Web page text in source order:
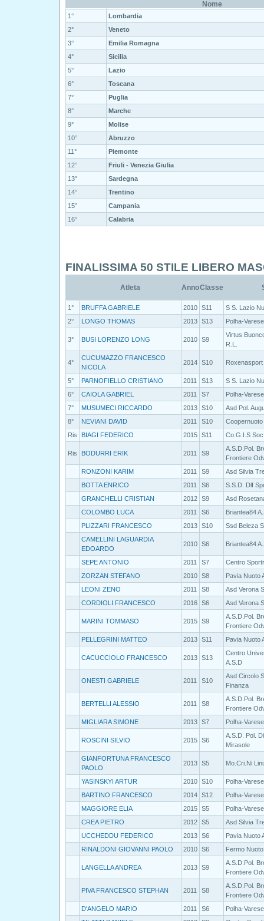
Nome
1°
Lombardia
2°
Veneto
3°
Emilia Romagna
4°
Sicilia
5°
Lazio
6°
Toscana
7°
Puglia
8°
Marche
9°
Molise
10°
Abruzzo
11°
Piemonte
12°
Friuli - Venezia Giulia
13°
Sardegna
14°
Trentino
15°
Campania
16°
Calabria
FINALISSIMA 50 STILE LIBERO
Atleta AnnoClasse
1° BRUFFA GABRIELE 2010 S11
S S. Lazio
2°
LONGO THOMAS 2013 S13 Polha-
3° BUSI LORENZO LONG 2010 S9
Virtus
R.L.
4°
CUCUMAZZO FRANCESCO
NICOLA
2014 S10
5° PARNOFIELLO CRISTIANO 2011 S13
S S. Lazio
6°
CAIOLA GABRIEL 2011 S7
Polha-
7°
MUSUMECI RICCARDO 2013 S10
Asd Pol.
8°
NEVIANI DAVID 2011 S10
Ris
BIAGI FEDERICO 2015 S11 Co.G.I.S
Ris BODURRI ERIK 2011 S9
A.S.D.Pol.
Frontiere
RONZONI KARIM
2011 S9
Asd Silvia
BOTTA ENRICO
2011 S6
S.S.D. Dlf
GRANCHELLI CRISTIAN
2012 S9
Asd
COLOMBO LUCA
2011 S6
Briantea84
PLIZZARI FRANCESCO
2013 S10
Ssd Beleza
CAMELLINI LAGUARDIA
EDOARDO
2010 S6 Briantea84
SEPE ANTONIO 2011 S7
Centro
ZORZAN STEFANO
2010 S8
Pavia Nuoto
LEONI ZENO
2011 S8
Asd Verona
CORDIOLI FRANCESCO
2016 S6 Asd Verona
MARINI TOMMASO 2015 S9
A.S.D.Pol.
Frontiere
PELLEGRINI MATTEO
2013 S11 Pavia Nuoto
CACUCCIOLO FRANCESCO 2013 S13
Centro
A.S.D
ONESTI GABRIELE 2011 S10
Asd Circolo
Finanza
BERTELLI ALESSIO 2011 S8
A.S.D.Pol.
Frontiere
MIGLIARA SIMONE
2013 S7 Polha-
ROSCINI SILVIO 2015 S6
A.S.D. Pol.
Mirasole
GIANFORTUNA FRANCESCO
PAOLO
2013 S5 Mo.Cri.Ni
YASINSKYI ARTUR 2010 S10
Polha-
BARTINO FRANCESCO
2014 S12
Polha-
MAGGIORE ELIA
2015 S5
Polha-
CREA PIETRO
2012 S5
Asd Silvia
UCCHEDDU FEDERICO
2013 S6
Pavia Nuoto
RINALDONI GIOVANNI PAOLO
2010 S6 Fermo
LANGELLA ANDREA 2013 S9
A.S.D.Pol.
Frontiere
PIVA FRANCESCO STEPHAN 2011 S8
A.S.D.Pol.
Frontiere
D'ANGELO MARIO
2011 S6
Polha-